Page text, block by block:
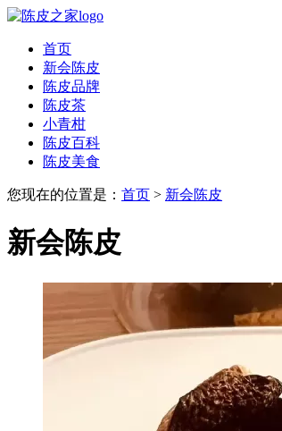
首页
新会陈皮
陈皮品牌
陈皮茶
小青柑
陈皮百科
陈皮美食
您现在的位置是： 首页 > 新会陈皮
新会陈皮